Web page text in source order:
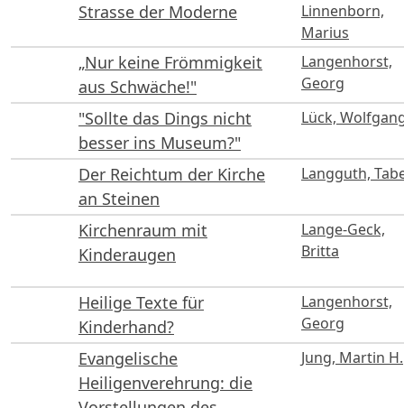
Strasse der Moderne
Linnenborn,
Marius
„Nur keine Frömmigkeit
aus Schwäche!"
Langenhorst,
Georg
"Sollte das Dings nicht
besser ins Museum?"
Lück,
Der Reichtum der Kirche
an Steinen
Langguth,
Kirchenraum mit
Kinderaugen
Lange-Geck,
Britta
Heilige Texte für
Kinderhand?
Langenhorst,
Georg
Evangelische
Heiligenverehrung: die
Jung, Martin H.